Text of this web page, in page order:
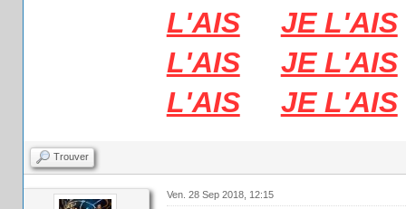
L'AIS
JE L'AIS
L'AIS
JE L'AIS
L'AIS
JE L'AIS
Trouver
Ven. 28 Sep 2018, 12:15